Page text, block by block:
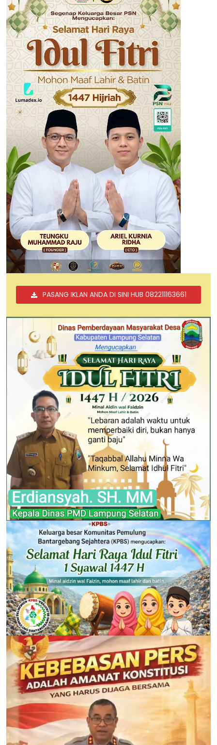
PASANG IKLAN ANDA DI SINI HUB 082211163661